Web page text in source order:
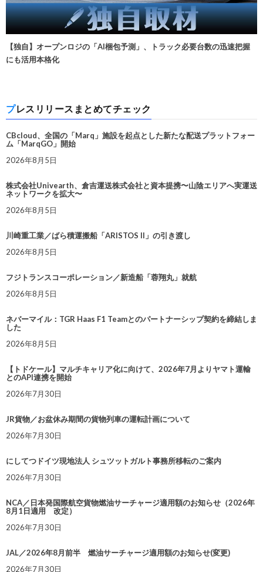
【独自】オープンロジの「AI梱包予測」、トラック必要台数の迅速把握
にも活用本格化
プレスリリースまとめてチェック
CBcloud、全国の「Marq」施設を起点とした新たな配送プラットフォー
ム「MarqGO」開始
2026年8月5日
株式会社Univearth、倉吉運送株式会社と資本提携〜山陰エリアへ実運送
ネットワークを拡大〜
2026年8月5日
川崎重工業／ばら積運搬船「ARISTOS II」の引き渡し
2026年8月5日
フジトランスコーポレーション／新造船「蓉翔丸」就航
2026年8月5日
ネバーマイル：TGR Haas F1 Teamとのパートナーシップ契約を締結しま
した
2026年8月5日
【トドケール】マルチキャリア化に向けて、2026年7月よりヤマト運輸
とのAPI連携を開始
2026年7月30日
JR貨物／お盆休み期間の貨物列車の運転計画について
2026年7月30日
にしてつドイツ現地法人 シュツットガルト事務所移転のご案内
2026年7月30日
NCA／日本発国際航空貨物燃油サーチャージ適用額のお知らせ（2026年
8月1日適用 改定）
2026年7月30日
JAL／2026年8月前半 燃油サーチャージ適用額のお知らせ(変更)
2026年7月30日